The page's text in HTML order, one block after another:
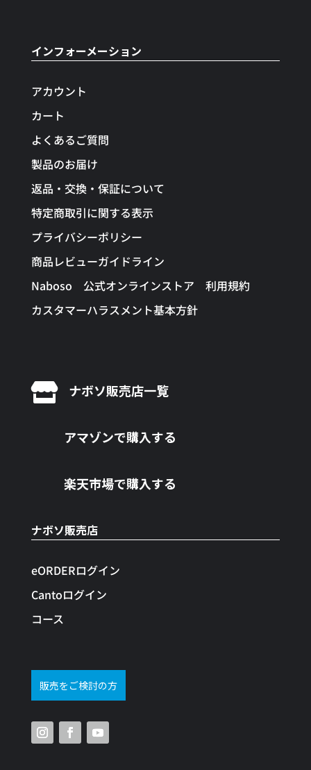
インフォーメーション
アカウント
カート
よくあるご質問
製品のお届け
返品・交換・保証について
特定商取引に関する表示
プライバシーポリシー
商品レビューガイドライン
Naboso 公式オンラインストア 利用規約
カスタマーハラスメント基本方針
 ナボソ販売店一覧
アマゾンで購入する
楽天市場で購入する
ナボソ販売店
eORDERログイン
Cantoログイン
コース
販売をご検討の方